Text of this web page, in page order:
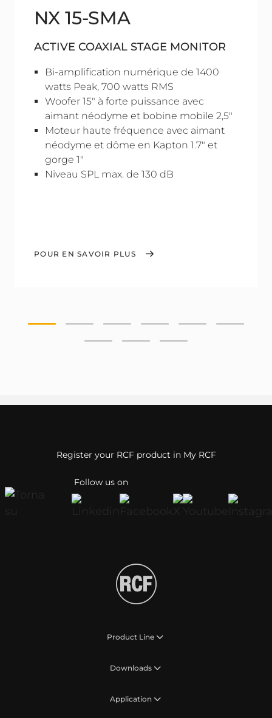
NX 15-SMA
ACTIVE COAXIAL STAGE MONITOR
Bi-amplification numérique de 1400
watts Peak, 700 watts RMS
Woofer 15" à forte puissance avec
aimant néodyme et bobine mobile 2,5"
Moteur haute fréquence avec aimant
néodyme et dôme en Kapton 1.7" et
gorge 1"
Niveau SPL max. de 130 dB
POUR EN SAVOIR PLUS
Follow us on
Register your RCF product in My RCF
Product Line
Downloads
Application